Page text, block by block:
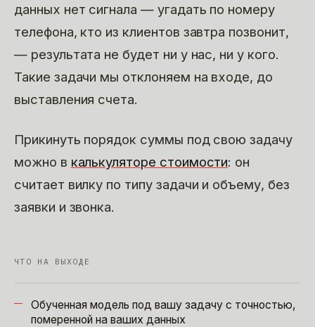
данных нет сигнала — угадать по номеру
телефона, кто из клиентов завтра позвонит,
— результата не будет ни у нас, ни у кого.
Такие задачи мы отклоняем на входе, до
выставления счета.
Прикинуть порядок суммы под свою задачу
можно в калькуляторе стоимости: он
считает вилку по типу задачи и объему, без
заявки и звонка.
ЧТО НА ВЫХОДЕ
Обученная модель под вашу задачу с точностью,
померенной на ваших данных